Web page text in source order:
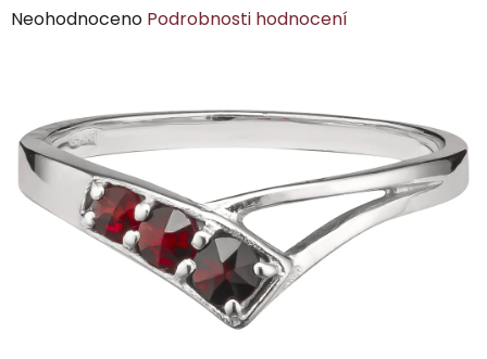
Průměrné
0,0
5
hvězdiček.
Neohodnoceno Podrobnosti hodnocení